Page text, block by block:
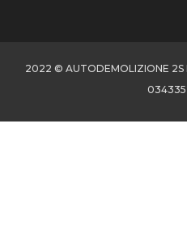
2022 © AUTODEMOLIZIONE 2S